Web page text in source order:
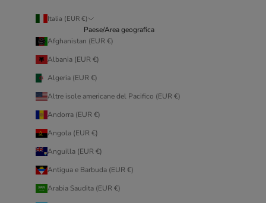
Italia (EUR €)
Paese/Area geografica
Afghanistan (EUR €)
Albania (EUR €)
Algeria (EUR €)
Altre isole americane del Pacifico (EUR €)
Andorra (EUR €)
Angola (EUR €)
Anguilla (EUR €)
Antigua e Barbuda (EUR €)
Arabia Saudita (EUR €)